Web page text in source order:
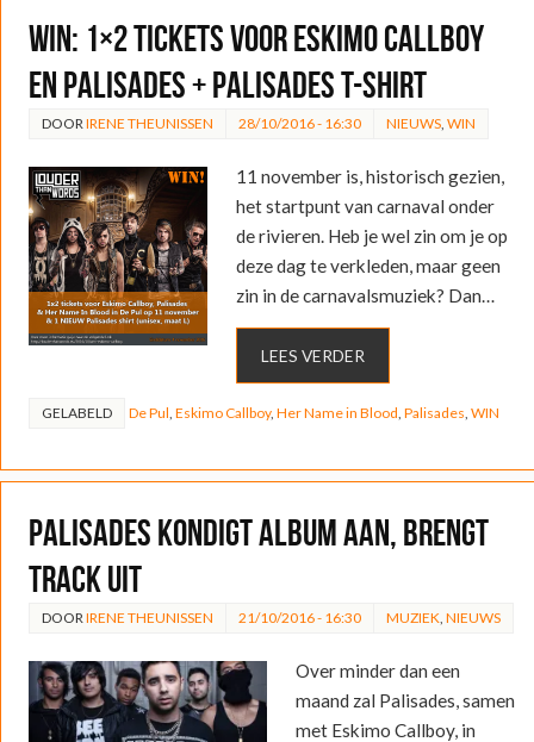
WIN: 1×2 tickets voor Eskimo Callboy
en Palisades + Palisades T-shirt
DOOR IRENE THEUNISSEN 28/10/2016 - 16:30 NIEUWS, WIN
11 november is, historisch gezien,
het startpunt van carnaval onder
de rivieren. Heb je wel zin om je op
deze dag te verkleden, maar geen
zin in de carnavalsmuziek? Dan…
LEES VERDER
GELABELD De Pul Eskimo Callboy, Her Name in Blood Palisades WIN
Palisades kondigt album aan, brengt
track uit
DOOR IRENE THEUNISSEN 21/10/2016 - 16:30 MUZIEK NIEUWS
Over minder dan een
maand zal Palisades, samen
met Eskimo Callboy, in